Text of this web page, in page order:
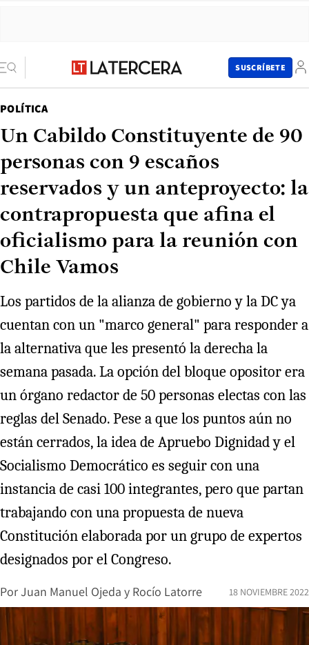
SUSCRÍBETE
POLÍTICA
Un Cabildo Constituyente de 90
personas con 9 escaños
reservados y un anteproyecto: la
contrapropuesta que afina el
oficialismo para la reunión con
Chile Vamos
Los partidos de la alianza de gobierno y la DC ya
cuentan con un "marco general" para responder a
la alternativa que les presentó la derecha la
semana pasada. La opción del bloque opositor era
un órgano redactor de 50 personas electas con las
reglas del Senado. Pese a que los puntos aún no
están cerrados, la idea de Apruebo Dignidad y el
Socialismo Democrático es seguir con una
instancia de casi 100 integrantes, pero que partan
trabajando con una propuesta de nueva
Constitución elaborada por un grupo de expertos
designados por el Congreso.
PorJuan Manuel Ojeda y Rocío Latorre 18 NOVIEMBRE 2022